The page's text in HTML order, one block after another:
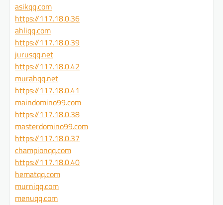
asikqq.com
https://117.18.0.36
ahliqq.com
https://117.18.0.39
jurusqq.net
https://117.18.0.42
murahqq.net
https://117.18.0.41
maindomino99.com
https://117.18.0.38
masterdomino99.com
https://117.18.0.37
championqq.com
https://117.18.0.40
hematqq.com
murniqq.com
menuqq.com